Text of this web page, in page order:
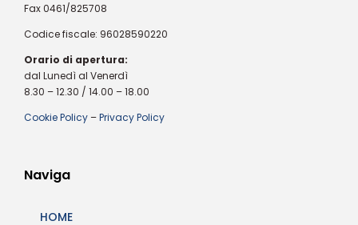
Fax 0461/825708
Codice fiscale: 96028590220
Orario di apertura:
dal Lunedì al Venerdì
8.30 – 12.30 / 14.00 – 18.00
Cookie Policy –Privacy Policy
Naviga
HOME